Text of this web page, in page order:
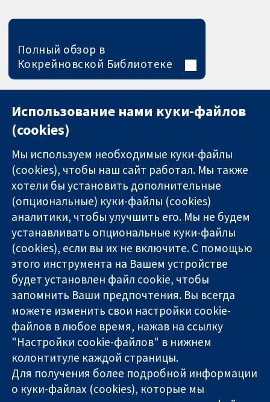
Полный обзор в
Кокрейновской Библиотеке
Надёжные
доказательства
Информированные
решения
Во благо
здоровья
11-13 Cavendish
Square
London
W1G 0AN
United Kingdom
Связаться с
нами
Новости
Пресс-
служба
О нас
Работа
Cochrane
Library
The Cochrane Collaboration is a charity (no. 1045921) and a
company limited by guarantee (no. 03044323) registered in
Использование нами куки-файлов
(cookies)
Мы используем необходимые куки-файлы
(cookies), чтобы наш сайт работал. Мы также
хотели бы установить дополнительные
(опциональные) куки-файлы (cookies)
аналитики, чтобы улучшить его. Мы не будем
устанавливать опциональные куки-файлы
(cookies), если вы их не включите. С помощью
этого инструмента на Вашем устройстве
будет установлен файл cookie, чтобы
запомнить Ваши предпочтения. Вы всегда
можете изменить свои настройки cookie-
файлов в любое время, нажав на ссылку
"Настройки cookie-файлов" в нижнем
колонтитуле каждой страницы.
Для получения более подробной информации
о куки-файлах (cookies), которые мы